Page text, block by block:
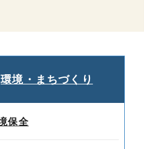
環境・まちづくり
保全